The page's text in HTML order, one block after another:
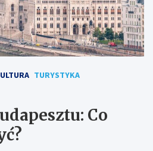
TURYSTYKA
Co